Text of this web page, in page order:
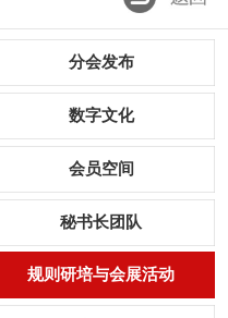
分会发布
数字文化
会员空间
秘书长团队
规则研培与会展活动